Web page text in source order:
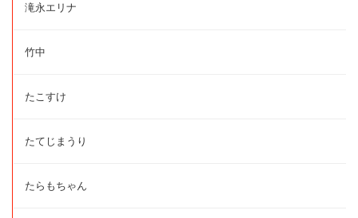
滝永エリナ
竹中
たこすけ
たてじまうり
たらもちゃん